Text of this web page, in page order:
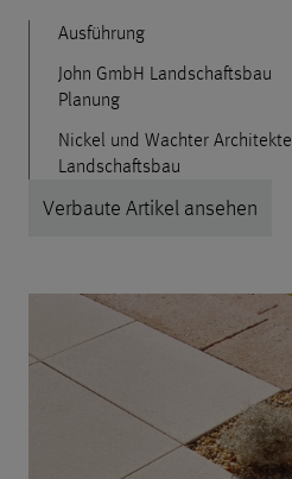
Ausführung
John GmbH Landschaftsbau
Planung
Nickel und Wachter
Landschaftsbau
Verbaute Artikel ansehen